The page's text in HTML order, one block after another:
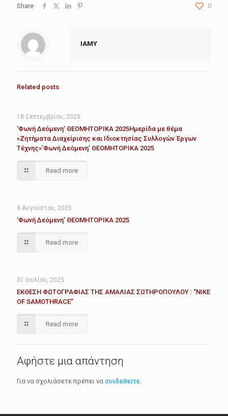
Share 0
IAMY
Related posts
18 Σεπτεμβρίου, 2025
‘Φωνή Δεόμενη’ ΘΕΟΜΗΤΟΡΙΚΑ 2025Ημερίδα με θέμα
«Ζητήματα Διαχείρισης και Ιδιοκτησίας Συλλογών Έργων
Τέχνης»’Φωνή Δεόμενη’ ΘΕΟΜΗΤΟΡΙΚΑ 2025
Read more
8 Αυγούστου, 2025
‘Φωνή Δεόμενη’ ΘΕΟΜΗΤΟΡΙΚΑ 2025
Read more
31 Ιουλίου, 2025
ΕΚΘΕΣΗ ΦΩΤΟΓΡΑΦΙΑΣ ΤΗΣ ΑΜΑΛΙΑΣ ΣΩΤΗΡΟΠΟΥΛΟΥ : “ΝΙΚΕ
OF SAMOTHRACE”
Read more
Αφήστε μια απάντηση
Για να σχολιάσετε πρέπει να συνδεθείτε.